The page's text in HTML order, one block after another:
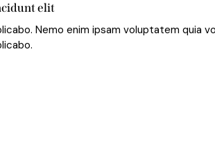
elit
Nemo enim ipsam voluptatem quia